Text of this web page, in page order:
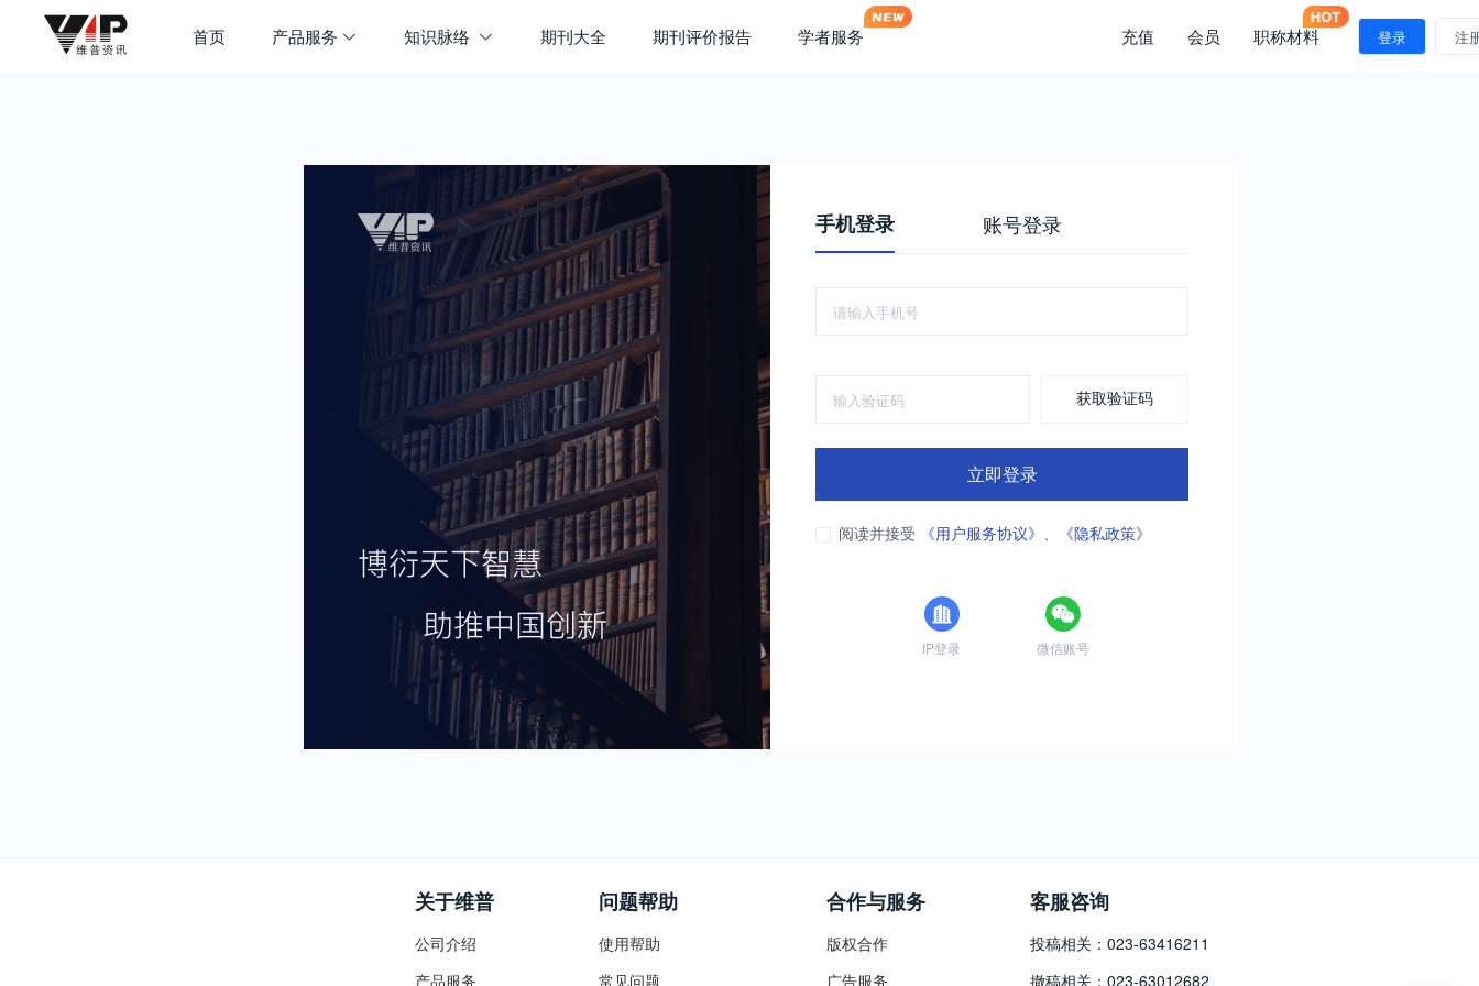
首页 产品服务 知识脉络 期刊大全 期刊评价报告 学者服务 充值 会员 职称材料 登录 注
手机登录 账号登录
获取验证码
立即登录
阅读并接受 《用户服务协议》 、 《隐私政策》
IP登录 微信账号
关于维普
公司介绍
产品服务
问题帮助
使用帮助
常见问题
合作与服务
版权合作
广告服务
客服咨询
投稿相关：023-63416211
撤稿相关：023-63012682